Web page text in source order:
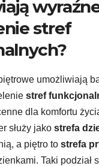
stref
umożliwiają
stref
dla komfortu
służy jako strefa
a piętro to strefa
Taki podział